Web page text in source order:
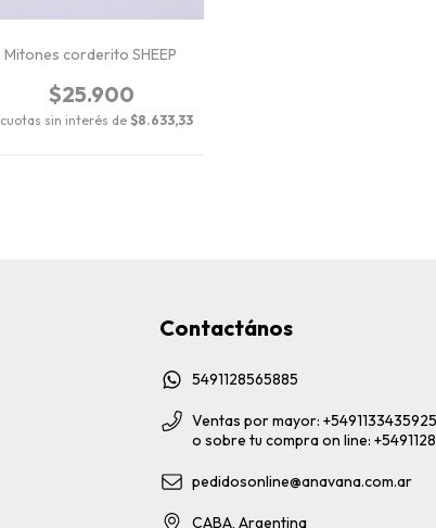
Mitones corderito SHEEP
$25.900
cuotas sin interés de $8.633,33
Contactános
5491128565885
Ventas por mayor:
o sobre tu compra on line:
pedidosonline@anavana.com.ar
CABA, Argentina